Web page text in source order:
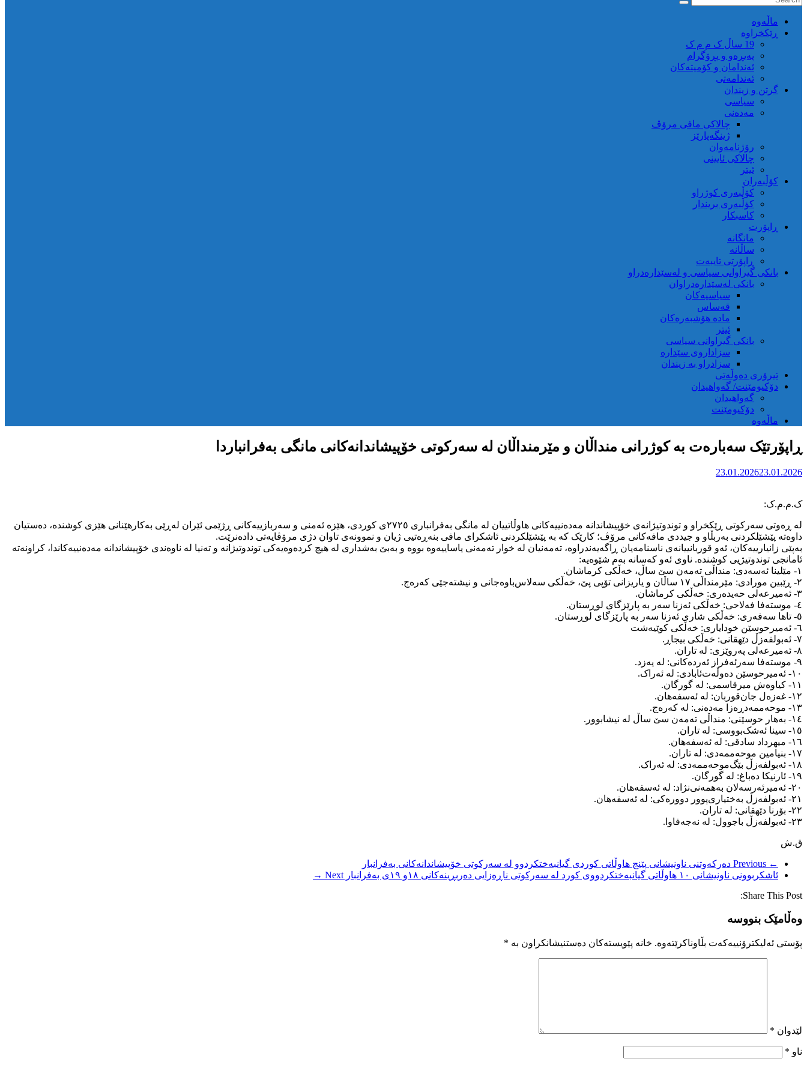
ماڵه‌وه‌
ڕێکخراوە
19 ساڵ ک م م ک
پەیڕەو و پڕۆگرام
ئەندامان و کۆمیتەکان
ئەندامەتی
گرتن و زیندان
سیاسی
مەدەنی
چالاکی مافی مرۆڤ
ژینگەپارێز
رۆژنامەوان
چالاکی ئایینی
ئیتر
کۆڵبەران
کۆڵبەری کوژراو
کؤڵبەری بریندار
کاسبکار
ڕاپۆرت
مانگانە
ساڵانە
ڕاپۆرتی تایبەت
بانکی گیراوانی سیاسی و لەسێدارەدراو
بانکی لەسێدارەدراوان
سیاسیەکان
قەساس
مادە هۆشبەرەکان
ئیتر
بانکی گیراوانی سیاسی
سزاداروی سێدارە
سزادراو بە زیندان
تیرۆری دەوڵەتی
دۆکیومێنت/ گەواهیدان
گەواهیدان
دۆکیومێنت
ماڵەوە
ڕاپۆرتێک سەبارەت بە کوژرانی منداڵان و مێرمنداڵان لە سەرکوتی خۆپیشاندانەکانی مانگی بەفرانباردا
23.01.202623.01.2026
ک.م.م.ک:
لە ڕەوتی سەرکوتی ڕێکخراو و توندوتیژانەی خۆپیشاندانە مەدەنییەکانی هاوڵاتییان لە مانگی بەفرانباری ٢٧٢٥ی کوردی، هێزە ئەمنی و سەربازییەکانی ڕژێمی ئێران لەڕێی بەکارهێنانی هێزی کوشندە، دەستیان
داوەتە پێشێلکردنی بەربڵاو و جیددی مافەکانی مرۆڤ؛ کارێک کە بە پێشێلکردنی ئاشکرای مافی بنەڕەتیی ژیان و نموونەی تاوان دژی مرۆڤایەتی دادەنرێت.
بەپێی زانیارییەکان، ئەو قوربانییانەی ناسنامەیان ڕاگەیەندراوە، تەمەنیان لە خوار تەمەنی یاساییەوە بووە و بەبێ بەشداری لە هیچ کردەوەیەکی توندوتیژانە و تەنیا لە ناوەندی خۆپیشاندانە مەدەنییەکاندا، کراونەتە
ئامانجی توندوتیژیی کوشندە. ناوی ئەو کەسانە بەم شێوەیە:
١- مێلینا ئەسەدی: منداڵی تەمەن سێ ساڵ، خەڵکی کرماشان.
٢- ڕێبین مورادی: مێرمنداڵی ۱۷ ساڵان و یاریزانی تۆپی پێ، خەڵکی سەلاس‌باوەجانی و نیشتەجێی کەرەج.
٣- ئەمیرعەلی حەیدەری: خەڵکی کرماشان.
٤- موستەفا فەلاحی: خەڵکی ئەزنا سەر بە پارێزگای لوڕستان.
٥- تاها سەفەری: خەڵکی شاری ئەزنا سەر بە پارێزگای لوڕستان.
٦- ئەمیرحوسێن خودایاری: خەڵکی کوێیەشت
٧- ئەبولفەزڵ دێهقانی: خەڵکی بیجاڕ.
٨- ئەمیرعەلی پەروێزی: لە تاران.
٩- موستەفا سەرئەفراز ئەردەکانی: لە یەزد.
١٠- ئەمیرحوسێن دەوڵەت‌ئابادی: لە ئەراک.
١١- کیاوەش میرقاسمی: لە گورگان.
١٢- غەزەل جان‌قوربان: لە ئەسفەهان.
١٣- موحەممەدڕەزا مەدەنی: لە کەرەج.
١٤- بەهار حوسێنی: منداڵی تەمەن سێ ساڵ لە نیشابوور.
١٥- سینا ئەشک‌بووسی: لە تاران.
١٦- میهرداد سادقی: لە ئەسفەهان.
١٧- بنیامین موحەممەدی: لە تاران.
١٨- ئەبولفەزڵ بێگ‌موحەممەدی: لە ئەراک.
١٩- ئارنیکا دەباغ: لە گورگان.
٢٠- ئەمیرئەرسەلان بەهمەنی‌نژاد: لە ئەسفەهان.
٢١- ئەبولفەزڵ بەختیاری‌پوور دوورەکی: لە ئەسفەهان.
٢٢- بۆرنا دێهقانی: لە تاران.
٢٣- ئەبولفەزڵ باجوول: لە نەجەفاوا.
ق.ش
← Previous
دەرکەوتنی ناونیشانی پێنج هاوڵاتی کوردی گیانبەختکردوو لە سەرکوتی خۆپیشاندانەکانی بەفرانبار
ئاشکربوونی ناونیشانی ١٠ هاوڵاتی گیانبەختکردووی کورد لە سەرکوتی ناڕەزایی دەربڕینەکانی ١٨و ١٩ی بەفرانبار
Next →
Share This Post:
وەڵامێک بنووسە
پۆستی ئەلیکترۆنییەکەت بڵاوناکرێتەوە. خانە پێویستەکان دەستنیشانکراون بە *
لێدوان *
ناو *